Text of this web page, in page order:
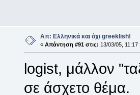
Απ: Ελληνικά και όχι greeklish!
« Απάντηση #91 στις: 13/03/05, 11:17
logist, μάλλον
σε άσχετο θέμα.